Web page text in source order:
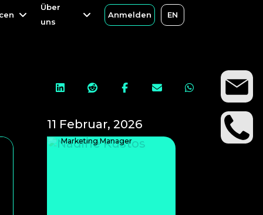
Über
uns
Anmelden EN
Über
uns
Anmelden EN
    
11 Februar, 2026
Nadine Kustos
Marketing Manager